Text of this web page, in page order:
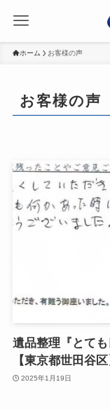
ホーム お客様の声
お客様の声
遺品整理『とて
【東京都世田谷区
2025年1月19日